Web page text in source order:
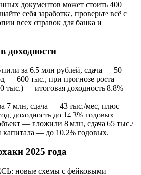
документов может стоить 400
себя заработка, проверьте всё с
всех справок для банка и
доходности
за 6.5 млн рублей, сдача — 50
— 600 тыс., при прогнозе роста
тыс.) — итоговая доходность 8.8%
7 млн, сдача — 43 тыс./мес, плюс
доходность до 14.3% годовых.
— вложили 8 млн, сдача 65 тыс./
капитала — до 10.2% годовых.
2025 года
новые схемы с фейковыми